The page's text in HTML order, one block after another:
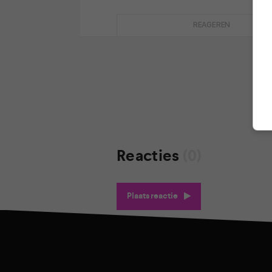
REAGEREN
Reacties
Plaats reactie